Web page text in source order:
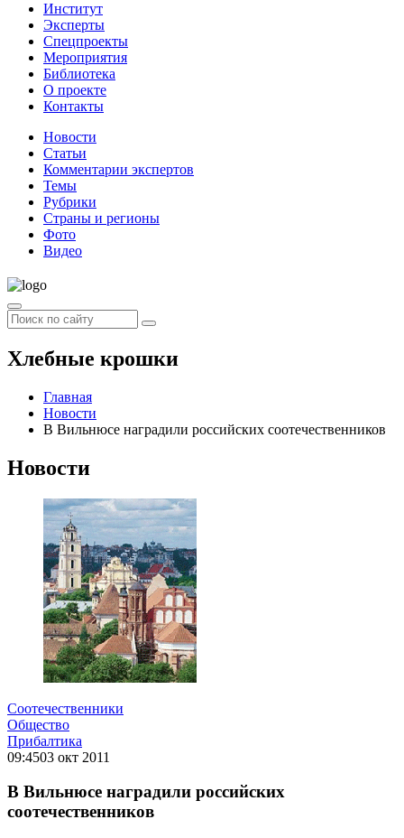
Институт
Эксперты
Спецпроекты
Мероприятия
Библиотека
О проекте
Контакты
Новости
Статьи
Комментарии экспертов
Темы
Рубрики
Страны и регионы
Фото
Видео
Хлебные крошки
Главная
Новости
В Вильнюсе наградили российских соотечественников
Новости
Соотечественники
Общество
Прибалтика
09:4503 окт 2011
В Вильнюсе наградили российских
соотечественников